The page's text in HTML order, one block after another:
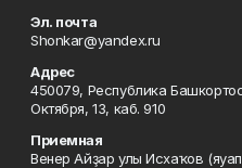
Эл. почта
Shonkar@yandex.ru
Адрес
450079, Республика
Октября, 13, каб. 910
Приемная
Венер Айҙар улы Исхаҡов